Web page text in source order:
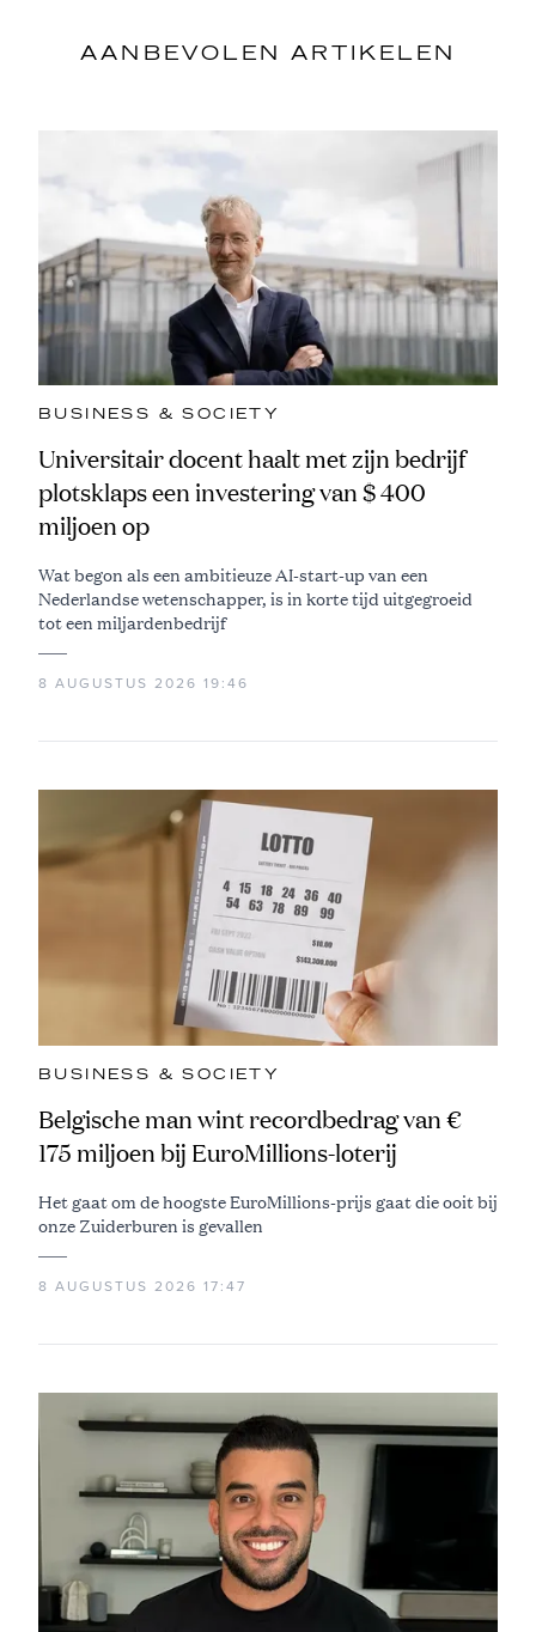
AANBEVOLEN ARTIKELEN
BUSINESS & SOCIETY
Universitair docent haalt met zijn bedrijf
plotsklaps een investering van $ 400
miljoen op
Wat begon als een ambitieuze AI-start-up van een
Nederlandse wetenschapper, is in korte tijd uitgegroeid
tot een miljardenbedrijf
8 AUGUSTUS 2026 19:46
BUSINESS & SOCIETY
Belgische man wint recordbedrag van €
175 miljoen bij EuroMillions-loterij
Het gaat om de hoogste EuroMillions-prijs gaat die ooit bij
onze Zuiderburen is gevallen
8 AUGUSTUS 2026 17:47